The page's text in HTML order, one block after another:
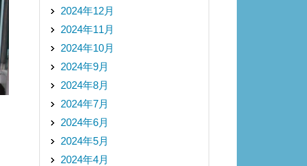
2024年12月
2024年11月
2024年10月
2024年9月
2024年8月
2024年7月
2024年6月
2024年5月
2024年4月